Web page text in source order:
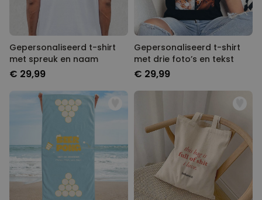
Gepersonaliseerd t-shirt
met spreuk en naam
€ 29,99
Gepersonaliseerd t-shirt
met drie foto’s en tekst
€ 29,99